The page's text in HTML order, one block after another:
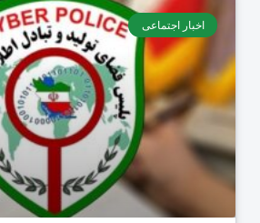
اخبار اجتماعی